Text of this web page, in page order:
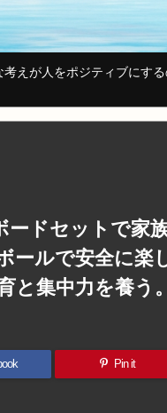
えが人をポジティブにす
ドセットで家
ールで安全に楽
と集中力を養う
Pin it